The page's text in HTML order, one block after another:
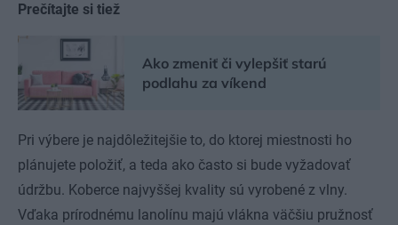
Prečítajte si tiež
Ako zmeniť či vylepšiť starú
podlahu za víkend
Pri výbere je najdôležitejšie to, do ktorej miestnosti ho
plánujete položiť, a teda ako často si bude vyžadovať
údržbu. Koberce najvyššej kvality sú vyrobené z vlny.
Vďaka prírodnému lanolínu majú vlákna väčšiu pružnosť